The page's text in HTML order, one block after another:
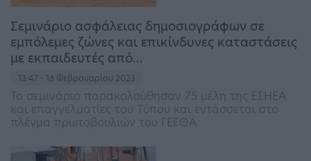
Σεμινάριο ασφάλειας δημοσιογράφων σε
εμπόλεμες ζώνες και επικίνδυνες καταστάσεις
με εκπαιδευτές από…
13:47 - 16 Φεβρουαρίου 2023
Το σεμινάριο παρακολούθησαν 75 μέλη της ΕΣΗΕΑ
και επαγγελματίες του Τύπου και εντάσσεται στο
πλέγμα πρωτοβουλιών του ΓΕΕΘΑ